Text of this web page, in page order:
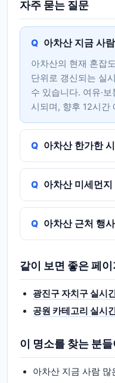
자주 묻는 질문
아차산 지금 사
아차산의 현재 혼잡
단위로 갱신되는 실
수 있습니다. 여유·
시되며, 향후 12시간
아차산 한가한
아차산 미세먼
아차산 근처 행
같이 보면 좋은 페이
광진구 자치구 실시
공원 카테고리 실시
이 명소를 찾는 분
아차산 지금 사람 많